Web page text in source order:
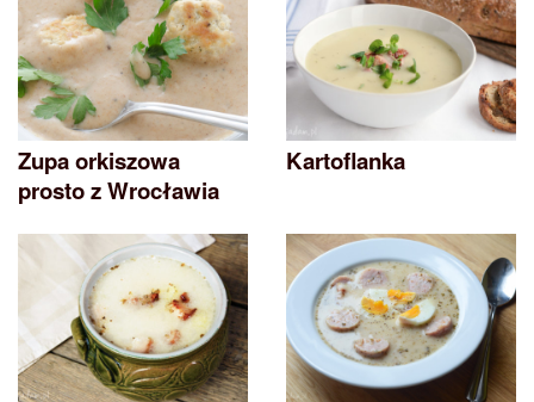
Zupa orkiszowa
prosto z Wrocławia
Kartoflanka